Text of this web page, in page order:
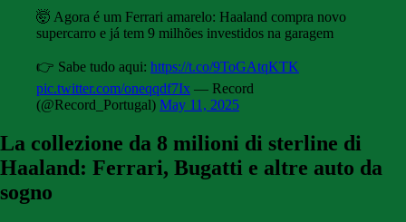
🤯 Agora é um Ferrari amarelo: Haaland compra novo
supercarro e já tem 9 milhões investidos na garagem
👉 Sabe tudo aqui: https://t.co/9ToGAtqKTK
pic.twitter.com/oneqqdf7Ix — Record
(@Record_Portugal) May 11, 2025
La collezione da 8 milioni di sterline di
Haaland: Ferrari, Bugatti e altre auto da
sogno